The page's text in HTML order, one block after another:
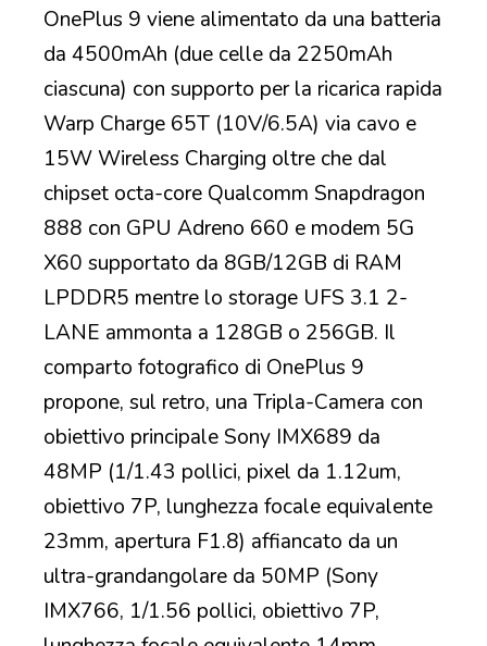
OnePlus 9 viene alimentato da una batteria
da 4500mAh (due celle da 2250mAh
ciascuna) con supporto per la ricarica rapida
Warp Charge 65T (10V/6.5A) via cavo e
15W Wireless Charging oltre che dal
chipset octa-core Qualcomm Snapdragon
888 con GPU Adreno 660 e modem 5G
X60 supportato da 8GB/12GB di RAM
LPDDR5 mentre lo storage UFS 3.1 2-
LANE ammonta a 128GB o 256GB. Il
comparto fotografico di OnePlus 9
propone, sul retro, una Tripla-Camera con
obiettivo principale Sony IMX689 da
48MP (1/1.43 pollici, pixel da 1.12um,
obiettivo 7P, lunghezza focale equivalente
23mm, apertura F1.8) affiancato da un
ultra-grandangolare da 50MP (Sony
IMX766, 1/1.56 pollici, obiettivo 7P,